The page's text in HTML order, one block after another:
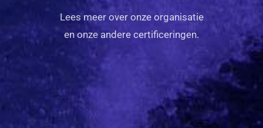
Lees meer over onze organisatie
en onze andere certificeringen.